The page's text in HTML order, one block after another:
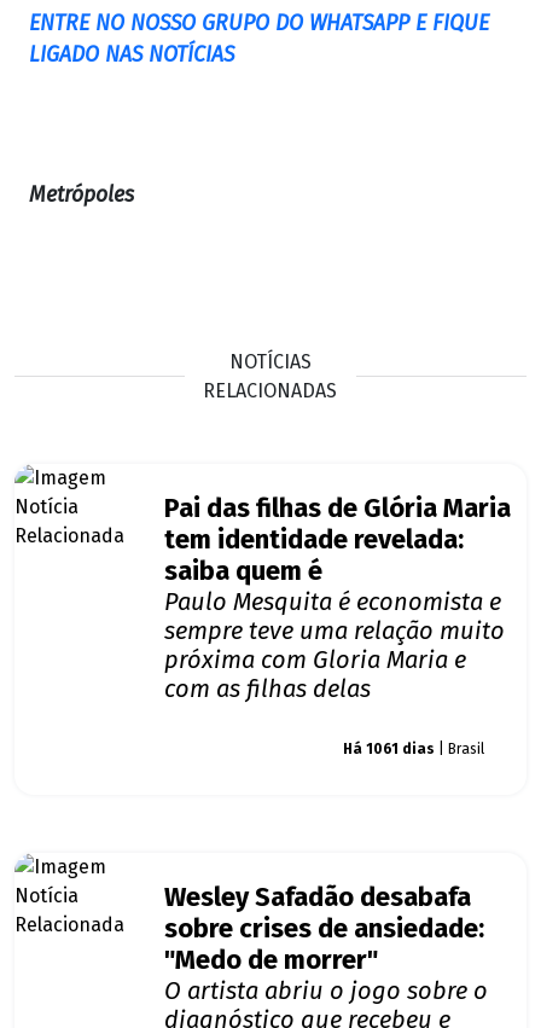
ENTRE NO NOSSO GRUPO DO WHATSAPP E FIQUE
LIGADO NAS NOTÍCIAS
Metrópoles
NOTÍCIAS
RELACIONADAS
Pai das filhas de Glória Maria
tem identidade revelada:
saiba quem é
Paulo Mesquita é economista e
sempre teve uma relação muito
próxima com Gloria Maria e
com as filhas delas
Há 1061 dias | Brasil
Wesley Safadão desabafa
sobre crises de ansiedade:
"Medo de morrer"
O artista abriu o jogo sobre o
diagnóstico que recebeu e